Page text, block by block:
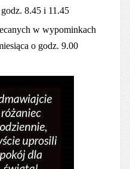
8.45 i 11.45
w wypominkach
o godz. 9.00